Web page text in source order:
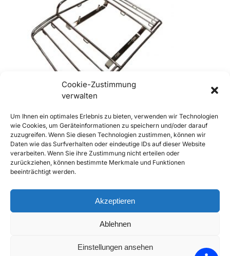
Cookie-Zustimmung
verwalten
Um Ihnen ein optimales Erlebnis zu bieten, verwenden wir Technologien
wie Cookies, um Geräteinformationen zu speichern und/oder darauf
zuzugreifen. Wenn Sie diesen Technologien zustimmen, können wir
Daten wie das Surfverhalten oder eindeutige IDs auf dieser Website
verarbeiten. Wenn Sie ihre Zustimmung nicht erteilen oder
zurückziehen, können bestimmte Merkmale und Funktionen
beeinträchtigt werden.
Akzeptieren
Ablehnen
Einstellungen ansehen
356 Gepäckträger / Gepäckbrücke Lietz
Edelstahl Porsche 365
€499,00 –€590,00 inkl. Mwst
Enthält 20% Mwst
Ausführung wählen
Add to Wishlist
356 Lietz
€6,90
Enthält 20%